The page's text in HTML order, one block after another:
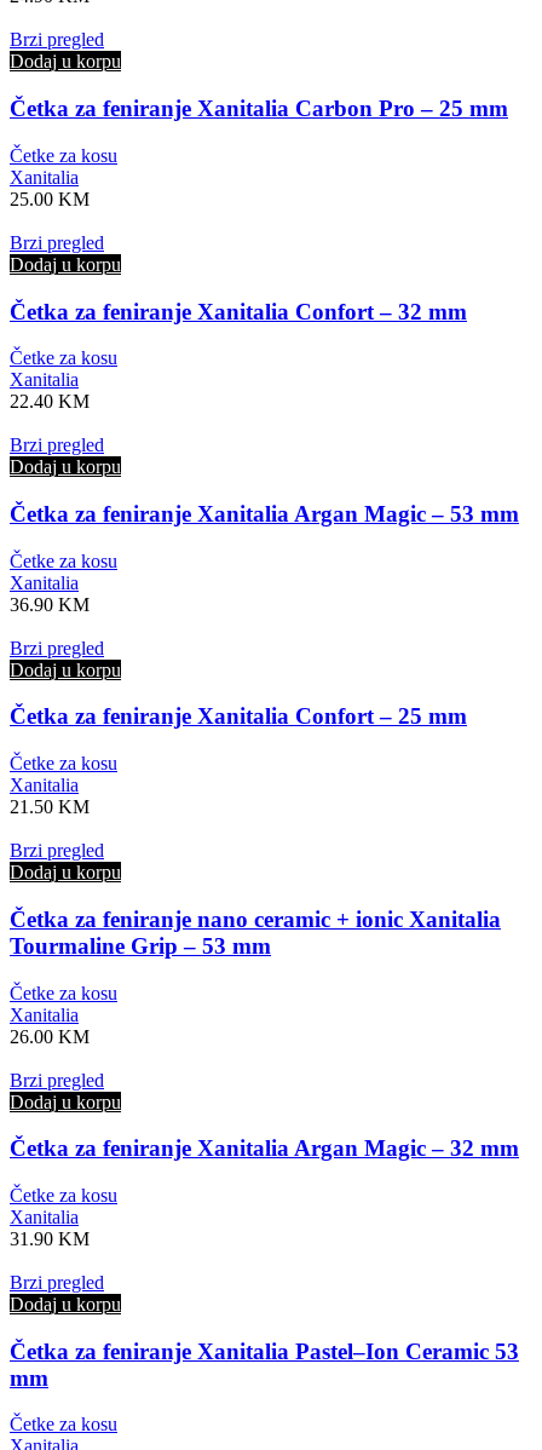
Brzi pregled
Dodaj u korpu
Četka za feniranje Xanitalia Carbon Pro – 25 mm
Četke za kosu
Xanitalia
25.00 KM
Brzi pregled
Dodaj u korpu
Četka za feniranje Xanitalia Confort – 32 mm
Četke za kosu
Xanitalia
22.40 KM
Brzi pregled
Dodaj u korpu
Četka za feniranje Xanitalia Argan Magic – 53 mm
Četke za kosu
Xanitalia
36.90 KM
Brzi pregled
Dodaj u korpu
Četka za feniranje Xanitalia Confort – 25 mm
Četke za kosu
Xanitalia
21.50 KM
Brzi pregled
Dodaj u korpu
Četka za feniranje nano ceramic + ionic Xanitalia
Tourmaline Grip – 53 mm
Četke za kosu
Xanitalia
26.00 KM
Brzi pregled
Dodaj u korpu
Četka za feniranje Xanitalia Argan Magic – 32 mm
Četke za kosu
Xanitalia
31.90 KM
Brzi pregled
Dodaj u korpu
Četka za feniranje Xanitalia Pastel–Ion Ceramic 53
mm
Četke za kosu